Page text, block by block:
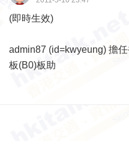
(即時生效)
admin87 (id=kwyeung) 擔
板(B0)板助